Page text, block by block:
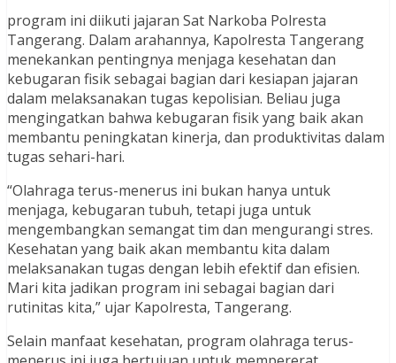
program ini diikuti jajaran Sat Narkoba Polresta
Tangerang. Dalam arahannya, Kapolresta Tangerang
menekankan pentingnya menjaga kesehatan dan
kebugaran fisik sebagai bagian dari kesiapan jajaran
dalam melaksanakan tugas kepolisian. Beliau juga
mengingatkan bahwa kebugaran fisik yang baik akan
membantu peningkatan kinerja, dan produktivitas dalam
tugas sehari-hari.
“Olahraga terus-menerus ini bukan hanya untuk
menjaga, kebugaran tubuh, tetapi juga untuk
mengembangkan semangat tim dan mengurangi stres.
Kesehatan yang baik akan membantu kita dalam
melaksanakan tugas dengan lebih efektif dan efisien.
Mari kita jadikan program ini sebagai bagian dari
rutinitas kita,” ujar Kapolresta, Tangerang.
Selain manfaat kesehatan, program olahraga terus-